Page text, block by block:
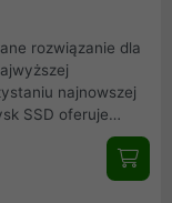
rozwiązanie dla
najnowszej
SSD oferuje
6000 MB/s, co
treści i
to doskonały